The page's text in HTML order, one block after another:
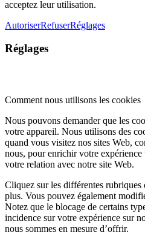
acceptez leur utilisation.
AutoriserRefuserRéglages
Réglages
Comment nous utilisons les cookies
Nous pouvons demander que les
votre appareil. Nous utilisons des
quand vous visitez nos sites Web,
nous, pour enrichir votre
votre relation avec notre site Web.
Cliquez sur les différentes
plus. Vous pouvez également
Notez que le blocage de certains
incidence sur votre expérience sur
nous sommes en mesure d’offrir.